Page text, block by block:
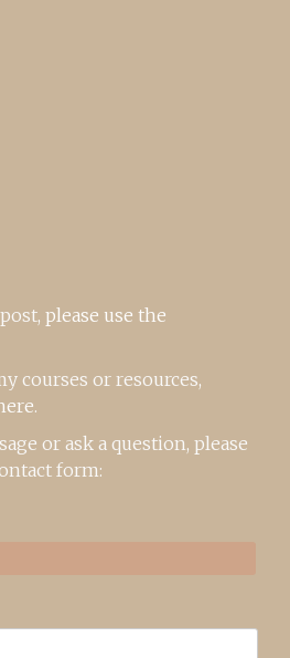
please use the
courses or resources,
.
or ask a question, please
form: